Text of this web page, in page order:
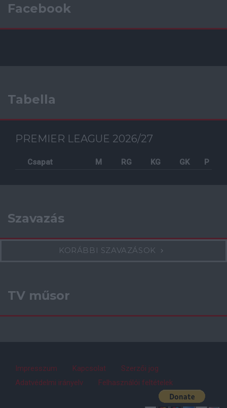
Facebook
Tabella
PREMIER LEAGUE 2026/27
Csapat M RG KG GK P
Szavazás
KORÁBBI SZAVAZÁSOK
TV műsor
Impresszum Kapcsolat
Szerzői jog
Adatvédelmi irányelv
Felhasználói feltételek